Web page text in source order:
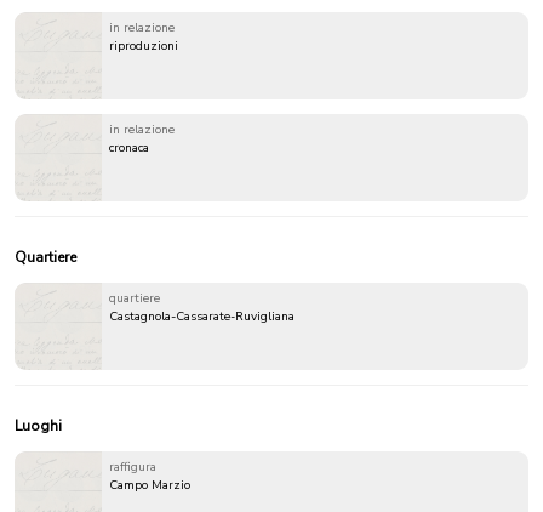
in relazione
riproduzioni
in relazione
cronaca
Quartiere
quartiere
Castagnola-Cassarate-Ruvigliana
Luoghi
raffigura
Campo Marzio